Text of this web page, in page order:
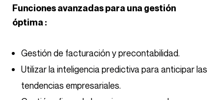
Funciones avanzadas para una gestión
óptima :
Gestión de facturación y precontabilidad.
Utilizar la inteligencia predictiva para anticipar las
tendencias empresariales.